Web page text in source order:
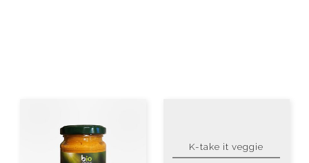
K-take it veggie